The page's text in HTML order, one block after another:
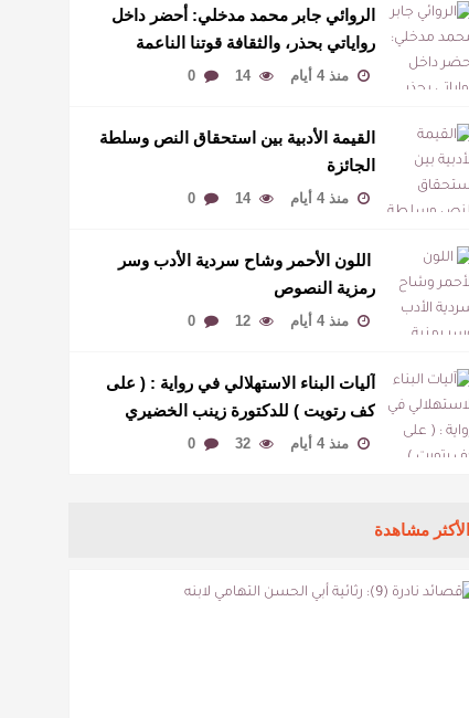
الروائي جابر محمد مدخلي: أحضر داخل
رواياتي بحذر، والثقافة قوتنا الناعمة
لمخاطبة العالم.
منذ 4 أيام 14
0
القيمة الأدبية بين استحقاق النص وسلطة
الجائزة
منذ 4 أيام 14
0
​ اللون الأحمر وشاح سردية الأدب وسر
رمزية النصوص
منذ 4 أيام 12
0
آليات البناء الاستهلالي في رواية : ( على
كف رتويت ) للدكتورة زينب الخضيري
منذ 4 أيام 32
0
الأكثر مشاهدة